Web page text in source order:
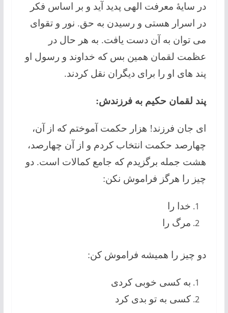
در سایۀ معرفت الهی پدید آید و بر اساس فکر
در اسرار هستی و رسیدن به حق. نور و تقوای
می توان به آن دست یافت. به هر حال در
عظمت لقمان همین بس که خداوند و رسول او
پند های او را برای دیگران نقل کردند.
پند لقمان حکیم به فرزندش:
ای جان فرزند! هزار حکمت آموختم که از آن،
چهارصد حکمت انتخاب کردم و از آن چهارصد،
هشت جمله برگزیدم که جامع کمالات است. دو
چیز را هرگز فراموش نکن:
خدا را
مرگ را
دو چیز را همیشه فراموش کن:
به کسی خوبی کردی
کسی به تو بدی کرد